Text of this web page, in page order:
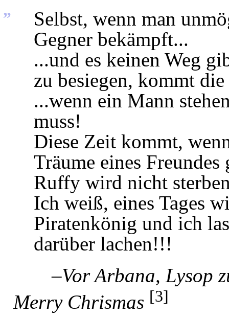
„
Selbst, wenn man
Gegner bekämpft...
...und es keinen Weg
zu besiegen, kommt
...wenn ein Mann
muss!
Diese Zeit kommt,
Träume eines
Ruffy wird nicht
Ich weiß, eines Tages
Piratenkönig und ich
darüber lachen!!!
–Vor Arbana, Lysop
Merry Chrismas [3]